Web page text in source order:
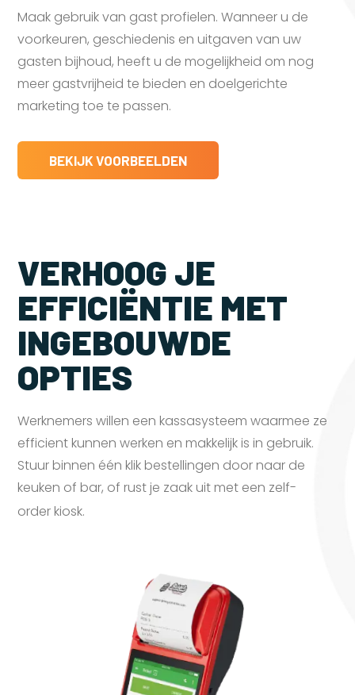
Maak gebruik van gast profielen. Wanneer u de
voorkeuren, geschiedenis en uitgaven van uw
gasten bijhoud, heeft u de mogelijkheid om nog
meer gastvrijheid te bieden en doelgerichte
marketing toe te passen.
BEKIJK VOORBEELDEN
VERHOOG JE
EFFICIËNTIE MET
INGEBOUWDE
OPTIES
Werknemers willen een kassasysteem waarmee ze
efficient kunnen werken en makkelijk is in gebruik.
Stuur binnen één klik bestellingen door naar de
keuken of bar, of rust je zaak uit met een zelf-
order kiosk.